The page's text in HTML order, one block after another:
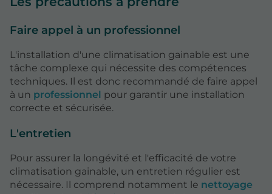
Faire appel à un professionnel
L'installation d'une climatisation gainable est une
tâche complexe qui nécessite des compétences
techniques. Il est donc recommandé de faire appel
à un professionnel pour garantir une installation
correcte et sécurisée.
L'entretien
Pour assurer la longévité et l'efficacité de votre
climatisation gainable, un entretien régulier est
nécessaire. Il comprend notamment le nettoyage